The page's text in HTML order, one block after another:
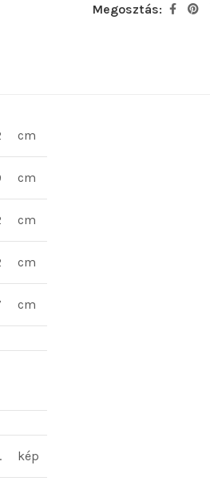
Megosztás:
cm
cm
cm
cm
cm
kép